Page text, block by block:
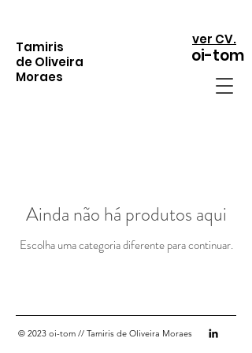
oi-tom
Tamiris
de Oliveira
Moraes
ver CV.
Ainda não há produtos aqui
Escolha uma categoria diferente para continuar.
© 2023 oi-tom // Tamiris de Oliveira Moraes